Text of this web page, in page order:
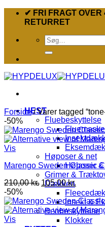
Fortsæt✔ FRI FRAGT
RETURRET
Søg
efter:
HEST
Fluebeskyttelse
Høposer & net
Høposer
Grimer &
Dækken
Insekt &
Benbeskyttelse
Klokker
Forside /Varer tagged
-50%
Vis
Marengo Sweden Classic
210,00kr. Den
oprindelige
pris
var:
210,00 kr..
105,00kr.
aktuelle
pris
er:
105,00
-50%
Vis